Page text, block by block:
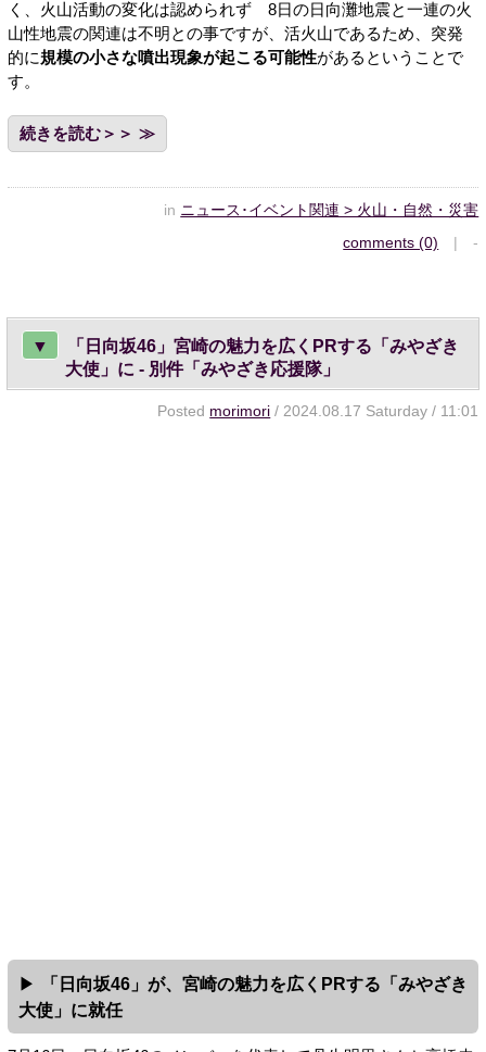
く、火山活動の変化は認められず 8日の日向灘地震と一連の火
山性地震の関連は不明との事ですが、活火山であるため、突発
的に規模の小さな噴出現象が起こる可能性があるということで
す。
続きを読む＞＞
in ニュース･イベント関連 > 火山・自然・災害
comments (0) | -
▼
「日向坂46」宮崎の魅力を広くPRする「みやざき
大使」に - 別件「みやざき応援隊」
Posted morimori / 2024.08.17 Saturday / 11:01
「日向坂46」が、宮崎の魅力を広くPRする「みやざき
大使」に就任